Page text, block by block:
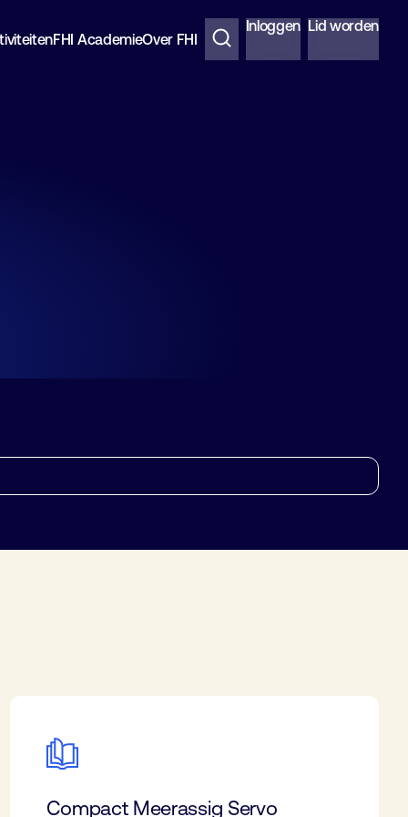
FHI AcademieOver FHI
Inloggen Lid worden
Compact Meerassig Servo